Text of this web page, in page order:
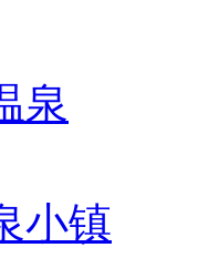
泉
小镇